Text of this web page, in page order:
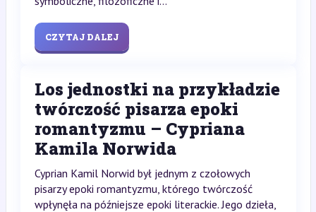
CZYTAJ DALEJ
Los jednostki na przykładzie
twórczość pisarza epoki
romantyzmu – Cypriana
Kamila Norwida
Cyprian Kamil Norwid był jednym z czołowych
pisarzy epoki romantyzmu, którego twórczość
wpłynęła na późniejsze epoki literackie. Jego dzieła,